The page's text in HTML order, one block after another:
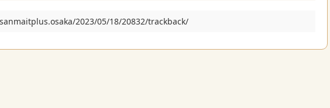
2023/05/18/20832/trackback/